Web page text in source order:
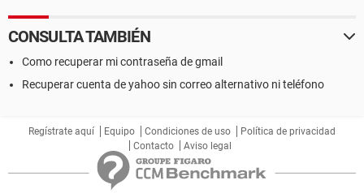
CONSULTA TAMBIÉN
Como recuperar mi contraseña de gmail
Recuperar cuenta de yahoo sin correo alternativo ni teléfono
Regístrate aquí Equipo Condiciones de uso
Política de privacidad
Contacto
Aviso legal